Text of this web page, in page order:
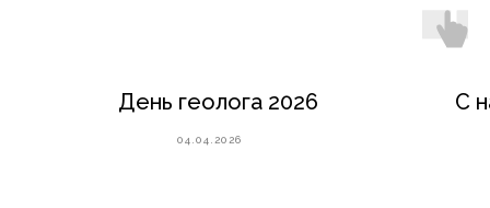
День геолога 2026
04.04.2026
С